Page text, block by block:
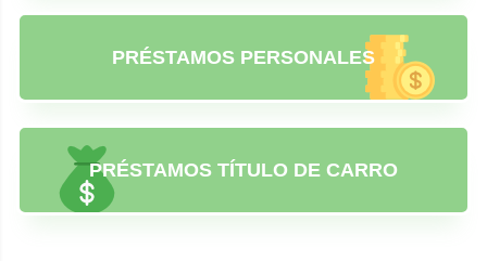
PRÉSTAMOS PERSONALES
PRÉSTAMOS TÍTULO DE CARRO